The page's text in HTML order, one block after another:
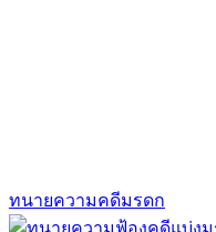
ทนายความคดีมรดก